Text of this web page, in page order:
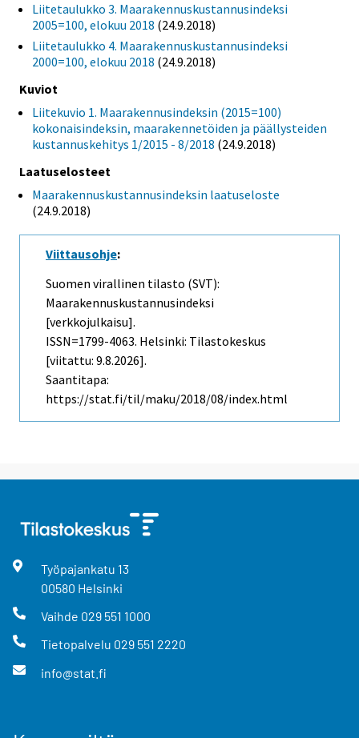
Liitetaulukko 3. Maarakennuskustannusindeksi
2005=100, elokuu 2018 (24.9.2018)
Liitetaulukko 4. Maarakennuskustannusindeksi
2000=100, elokuu 2018 (24.9.2018)
Kuviot
Liitekuvio 1. Maarakennusindeksin (2015=100)
kokonaisindeksin, maarakennetöiden ja päällysteiden
kustannuskehitys 1/2015 - 8/2018 (24.9.2018)
Laatuselosteet
Maarakennuskustannusindeksin laatuseloste
(24.9.2018)
Viittausohje:
Suomen virallinen tilasto (SVT):
Maarakennuskustannusindeksi
[verkkojulkaisu].
ISSN=1799-4063. Helsinki: Tilastokeskus
[viitattu: 9.8.2026].
Saantitapa:
https://stat.fi/til/maku/2018/08/index.html
Työpajankatu 13
00580 Helsinki
Vaihde 029 551 1000
Tietopalvelu 029 551 2220
info@stat.fi